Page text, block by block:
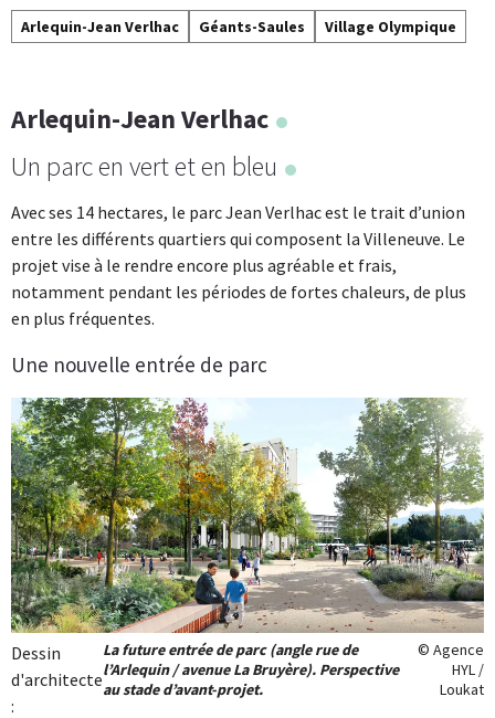
Arlequin-Jean Verlhac Géants-Saules Village Olympique
Arlequin-Jean Verlhac
Un parc en vert et en bleu
Avec ses 14 hectares, le parc Jean Verlhac est le trait d’union
entre les différents quartiers qui composent la Villeneuve. Le
projet vise à le rendre encore plus agréable et frais,
notamment pendant les périodes de fortes chaleurs, de plus
en plus fréquentes.
Une nouvelle entrée de parc
Dessin
d'architecte
:
La future entrée de parc (angle rue de
l’Arlequin / avenue La Bruyère). Perspective
au stade d’avant-projet.
© Agence
HYL /
Loukat